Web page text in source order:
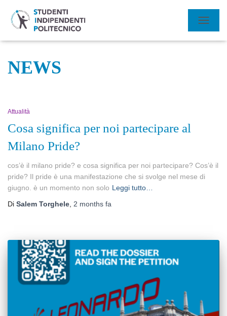
NEWS
Attualità
Cosa significa per noi partecipare al
Milano Pride?
cos’è il milano pride? e cosa significa per noi partecipare? Cos’è il
pride? Il pride è una manifestazione che si svolge nel mese di
giugno. è un momento non solo Leggi tutto…
Di Salem Torghele 2 months fa